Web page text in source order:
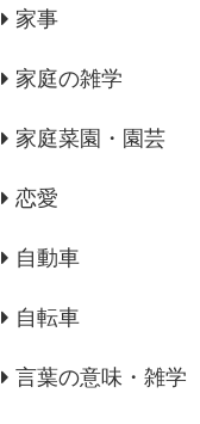
家事
家庭の雑学
家庭菜園・園芸
恋愛
自動車
自転車
言葉の意味・雑学